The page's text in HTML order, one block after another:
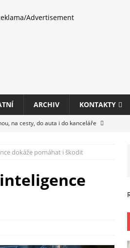
Advertisement
ARCHIV KONTAKTY
na cesty, do auta i do kanceláře
nové příslušenství pro hráče,
Canon imageFORCE s modely
dokáže pomáhat i škodit